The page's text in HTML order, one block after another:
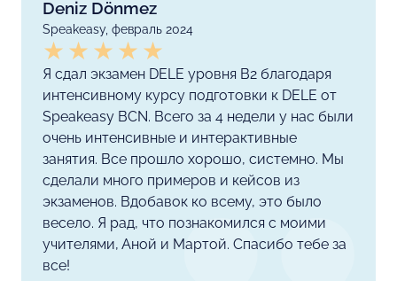
Deniz Dönmez
Speakeasy, февраль 2024
Я сдал экзамен DELE уровня B2 благодаря
интенсивному курсу подготовки к DELE от
Speakeasy BCN. Всего за 4 недели у нас были
очень интенсивные и интерактивные
занятия. Все прошло хорошо, системно. Мы
сделали много примеров и кейсов из
экзаменов. Вдобавок ко всему, это было
весело. Я рад, что познакомился с моими
учителями, Аной и Мартой. Спасибо тебе за
все!